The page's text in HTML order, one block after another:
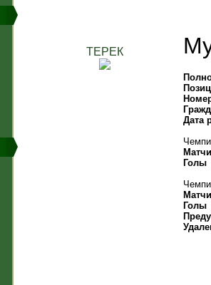
ТЕРЕК
Дата
Матчи
Голы
Матчи
Голы